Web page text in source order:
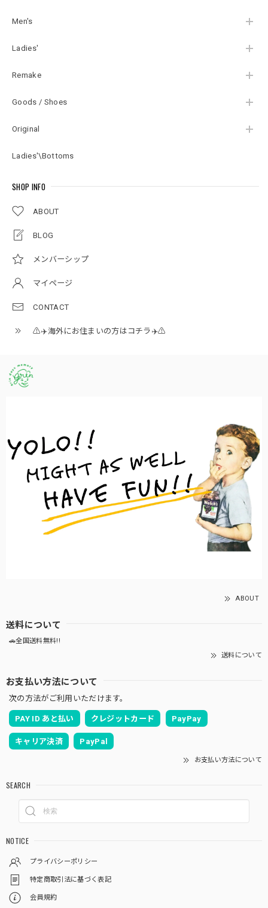
Men's
Ladies'
Remake
Goods / Shoes
Original
Ladies'\Bottoms
SHOP INFO
ABOUT
BLOG
メンバーシップ
マイページ
CONTACT
⚠️✈️海外にお住まいの方はコチラ✈️⚠️
ABOUT
送料について
🚗全国送料無料!!
送料について
お支払い方法について
次の方法がご利用いただけます。
PAY ID あと払い クレジットカード PayPay
キャリア決済 PayPal
お支払い方法について
SEARCH
NOTICE
プライバシーポリシー
特定商取引法に基づく表記
会員規約